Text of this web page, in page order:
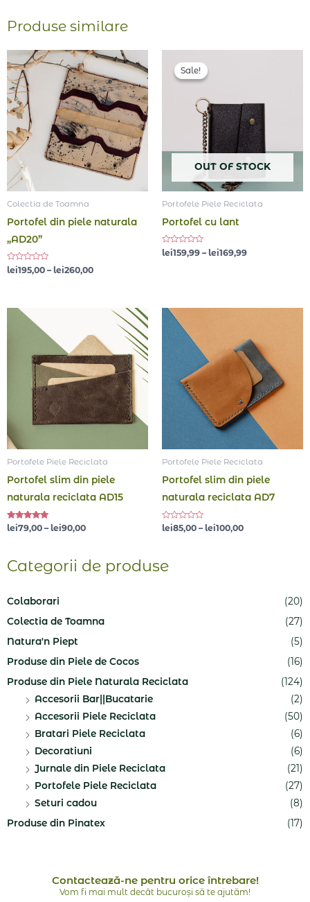
Produse similare
Colectia de Toamna
Portofel din piele naturala
„AD20”
Evaluat
la
lei195,00 – lei260,00
Interval
prețuri:
lei195,00
până
la
lei260,00
Sale!
OUT OF STOCK
Sale!
Portofele Piele Reciclata
Portofel cu lant
Evaluat
la
lei159,99 – lei169,99
la
lei169,99
Portofele Piele Reciclata
Portofel slim din piele
naturala reciclata AD15
Evaluat la
lei79,00 – lei90,00
Interval
prețuri:
lei79,00
până
la
lei90,00
Portofele Piele Reciclata
Portofel slim din piele
naturala reciclata AD7
Evaluat
lei85,00 – lei100,00
lei85,00
până
la
lei100,00
Categorii de produse
Colaborari
(20)
Colectia de Toamna
(27)
Natura'n Piept
(5)
Produse din Piele de Cocos
(16)
Produse din Piele Naturala Reciclata
(124)
Accesorii Bar||Bucatarie
(2)
Accesorii Piele Reciclata
(50)
Bratari Piele Reciclata
(6)
Decoratiuni
(6)
Jurnale din Piele Reciclata
(21)
Portofele Piele Reciclata
(27)
Seturi cadou
(8)
Produse din Pinatex
(17)
Contactează-ne pentru orice întrebare!
Vom fi mai mult decât bucuroși să te ajutăm!